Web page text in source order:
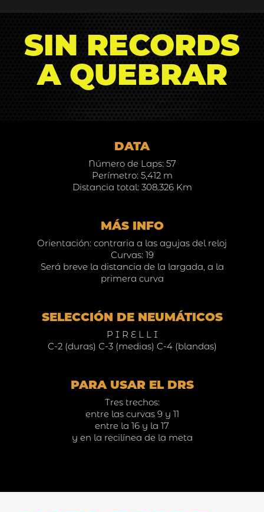
SIN RECORDS
A QUEBRAR
DATA
Número de Laps: 57
Perímetro: 5,412 m
Distancia total: 308.326 Km
MÁS INFO
Orientación: contraria a las agujas del reloj
Curvas: 19
Será breve la distancia de la largada, a la
primera curva
SELECCIÓN DE NEUMÁTICOS
P I R E L L I
C-2 (duras) C-3 (medias) C-4 (blandas)
PARA USAR EL DRS
Tres trechos:
entre las curvas 9 y 11
entre la 16 y la 17
y en la recilínea de la meta